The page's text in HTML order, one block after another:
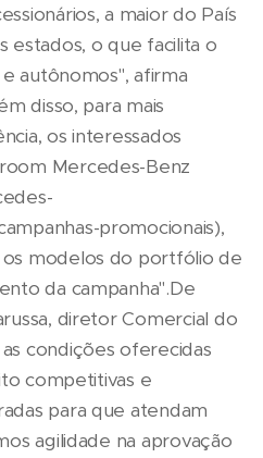
a maior do País
o que facilita o
autônomos", afirma
disso, para mais
os interessados
Mercedes-Benz
promocionais),
modelos do portfólio de
da campanha".De
diretor Comercial do
condições oferecidas
competitivas e
para que atendam
agilidade na aprovação